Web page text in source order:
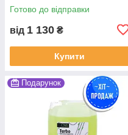
Готово до відправки
від 1 130 ₴
Купити
Подарунок